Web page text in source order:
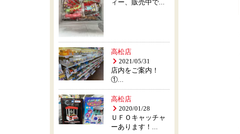
ィー、販売中で...
高松店
2021/05/31
店内をご案内！
①...
高松店
2020/01/28
ＵＦＯキャッチャ
ーあります！...